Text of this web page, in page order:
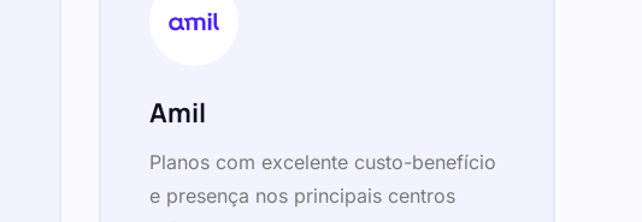
Amil
Planos com excelente custo-benefício
e presença nos principais centros